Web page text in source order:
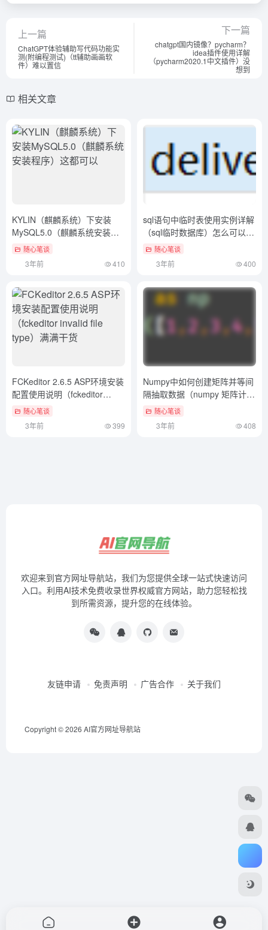
上一篇
ChatGPT体验辅助写代码功能实
测(附编程测试)（tt辅助画画软
件）难以置信
下一篇
chatgpt国内镜像？pycharm？
idea插件使用详解
（pycharm2020.1中文插件）没
想到
相关文章
KYLIN（麒麟系统）下安装
MySQL5.0（麒麟系统安装程
序）这都可以
随心笔谈
3年前 410
sql语句中临时表使用实例详解
（sql临时数据库）怎么可以错
过 随心笔谈
3年前 400
FCKeditor 2.6.5 ASP环境安装
配置使用说明（fckeditor
invalid file type）满满干货
随心笔谈
3年前 399
Numpy中如何创建矩阵并等间
隔抽取数据（numpy 矩阵计
算）怎么可以错过
随心笔谈
3年前 408
欢迎来到官方网址导航站，我们为您提供全球一站式快速访问
入口。利用AI技术免费收录世界权威官方网站，助力您轻松找
到所需资源，提升您的在线体验。
友链申请 免责声明 广告合作 关于我们
Copyright © 2026 AI官方网址导航站